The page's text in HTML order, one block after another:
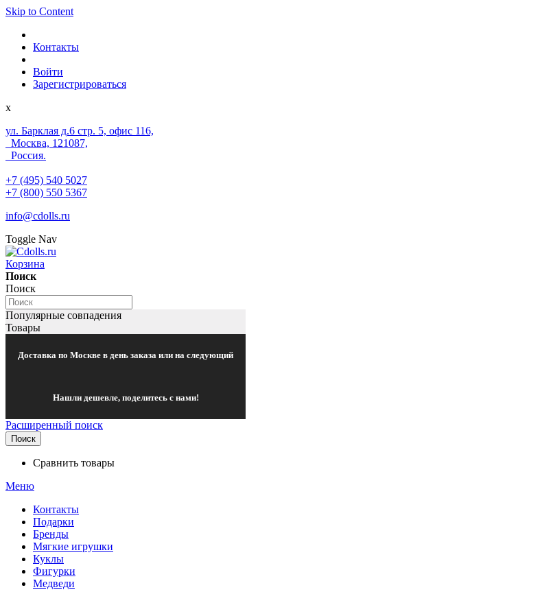
Skip to Content
Контакты
Войти
Зарегистрироваться
x
ул. Барклая д.6 стр. 5, офис 116,
Москва, 121087,
Россия.
+7 (495) 540 5027
+7 (800) 550 5367
info@cdolls.ru
Toggle Nav
Корзина
Поиск
Поиск
Популярные совпадения
Товары
Доставка по Москве в день заказа или на следующий
Нашли дешевле, поделитесь с нами!
Расширенный поиск
Поиск
Сравнить товары
Меню
Контакты
Подарки
Бренды
Мягкие игрушки
Куклы
Фигурки
Медведи